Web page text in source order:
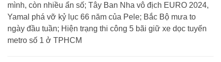
mình, còn nhiều ẩn số; Tây Ban Nha vô địch EURO 2024,
Yamal phá vỡ kỷ lục 66 năm của Pele; Bắc Bộ mưa to
ngày đầu tuần; Hiện trạng thi công 5 bãi giữ xe dọc tuyến
metro số 1 ở TPHCM